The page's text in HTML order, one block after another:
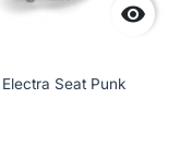

Electra Seat Punk